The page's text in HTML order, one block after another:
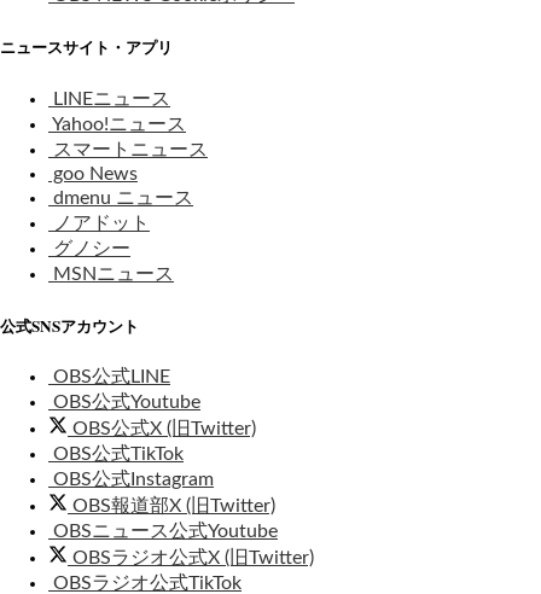
ニュースサイト・アプリ
LINEニュース
Yahoo!ニュース
スマートニュース
goo News
dmenu ニュース
ノアドット
グノシー
MSNニュース
公式SNSアカウント
OBS公式LINE
OBS公式Youtube
OBS公式X (旧Twitter)
OBS公式TikTok
OBS公式Instagram
OBS報道部X (旧Twitter)
OBSニュース公式Youtube
OBSラジオ公式X (旧Twitter)
OBSラジオ公式TikTok